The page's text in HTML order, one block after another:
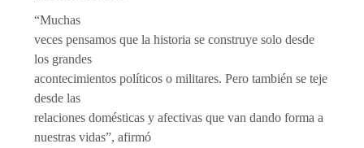
“Muchas
veces pensamos que la historia se construye solo desde
los grandes
acontecimientos políticos o militares. Pero también se teje
desde las
relaciones domésticas y afectivas que van dando forma a
nuestras vidas”, afirmó